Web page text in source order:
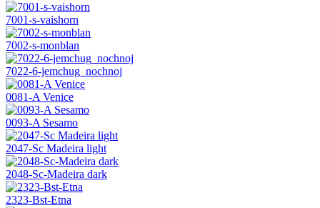
7001-s-vaishorn
7002-s-monblan
7022-6-jemchug_nochnoj
0081-A Venice
0093-A Sesamo
2047-Sc Madeira light
2048-Sc-Madeira dark
2323-Bst-Etna